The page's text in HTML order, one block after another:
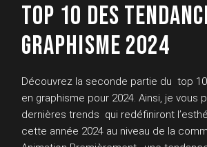
TOP 10 DES
GRAPHISME 2024
Découvrez la seconde partie du top
en graphisme pour 2024. Ainsi, je vous
dernières trends qui redéfiniront
cette année 2024 au niveau de la